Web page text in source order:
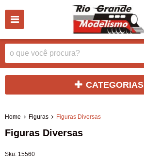
CATEGORIAS
Home Figuras Figuras Diversas
Figuras Diversas
Sku: 15560